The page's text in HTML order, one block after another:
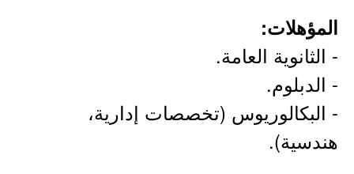
المؤهلات:
- الثانوية العامة.
- الدبلوم.
- البكالوريوس (تخصصات إدارية،
هندسية).